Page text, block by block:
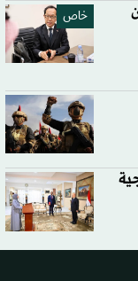
خاص